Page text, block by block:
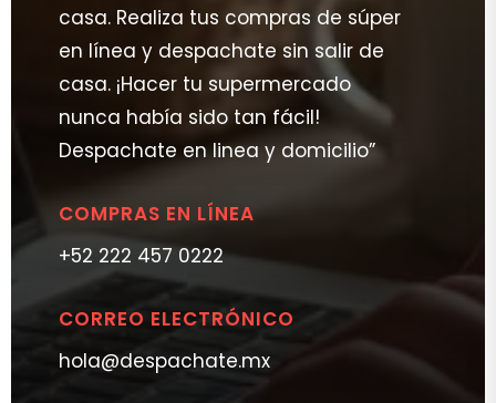
casa. Realiza tus compras de súper
en línea y despachate sin salir de
casa. ¡Hacer tu supermercado
nunca había sido tan fácil!
Despachate en linea y domicilio”
COMPRAS EN LÍNEA
+52 222 457 0222
CORREO ELECTRÓNICO
hola@despachate.mx